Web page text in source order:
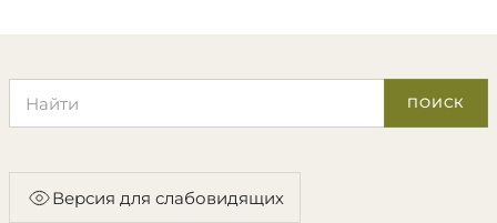
ПОИСК
Версия для слабовидящих